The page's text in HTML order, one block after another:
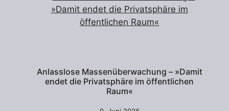
Anlasslose Massenüberwachung – »Damit
endet die Privatsphäre im öffentlichen
Raum«